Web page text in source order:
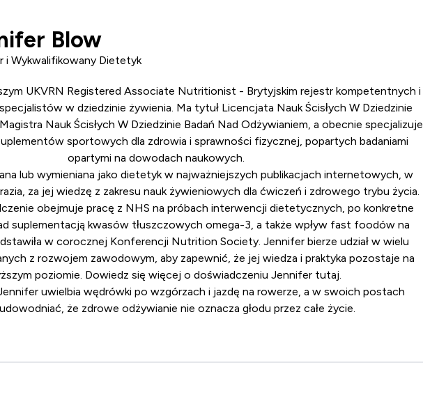
Blow
i Wykwalifikowany Dietetyk
UKVRN Registered Associate Nutritionist - Brytyjskim rejestr kompetentnych i
w dziedzinie żywienia. Ma tytuł Licencjata Nauk Ścisłych W Dziedzinie
Nauk Ścisłych W Dziedzinie Badań Nad Odżywianiem, a obecnie specjalizuje
sportowych dla zdrowia i sprawności fizycznej, popartych badaniami
opartymi na dowodach naukowych.
lub wymieniana jako dietetyk w najważniejszych publikacjach internetowych, w
za jej wiedzę z zakresu nauk żywieniowych dla ćwiczeń i zdrowego trybu życia.
obejmuje pracę z NHS na próbach interwencji dietetycznych, po konkretne
suplementacją kwasów tłuszczowych omega-3, a także wpływ fast foodów na
w corocznej Konferencji Nutrition Society. Jennifer bierze udział w wielu
z rozwojem zawodowym, aby zapewnić, że jej wiedza i praktyka pozostaje na
poziomie. Dowiedz się więcej o doświadczeniu Jennifer tutaj
uwielbia wędrówki po wzgórzach i jazdę na rowerze, a w swoich postach
że zdrowe odżywianie nie oznacza głodu przez całe życie.